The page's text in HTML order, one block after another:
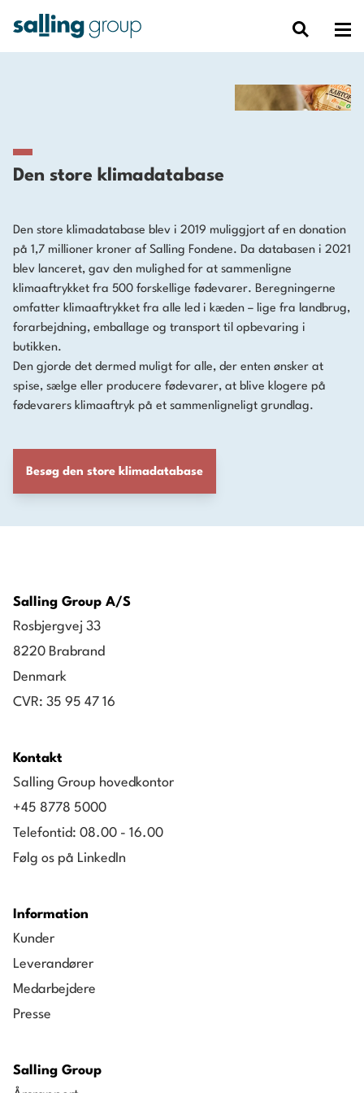
Den store klimadatabase
Den store klimadatabase blev i 2019 muliggjort af en donation
på 1,7 millioner kroner af Salling Fondene. Da databasen i 2021
blev lanceret, gav den mulighed for at sammenligne
klimaaftrykket fra 500 forskellige fødevarer. Beregningerne
omfatter klimaaftrykket fra alle led i kæden – lige fra landbrug,
forarbejdning, emballage og transport til opbevaring i
butikken.
Den gjorde det dermed muligt for alle, der enten ønsker at
spise, sælge eller producere fødevarer, at blive klogere på
fødevarers klimaaftryk på et sammenligneligt grundlag.
Besøg den store klimadatabase
Salling Group A/S
Rosbjergvej 33
8220 Brabrand
Denmark
CVR: 35 95 47 16
Kontakt
Salling Group hovedkontor
+45 8778 5000
Telefontid: 08.00 - 16.00
Følg os på LinkedIn
Information
Kunder
Leverandører
Medarbejdere
Presse
Salling Group